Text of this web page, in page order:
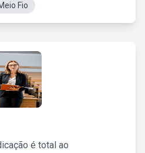
Fio
é total ao